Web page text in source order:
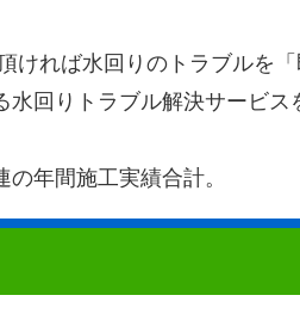
ければ水回りのトラブルを
回りトラブル解決サービス
年間施工実績合計。